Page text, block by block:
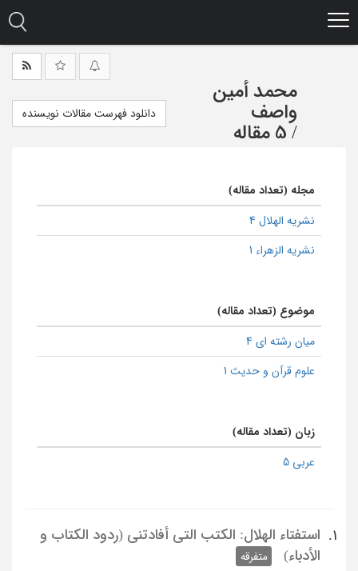
محمد أمین
واصف
/ 5 مقاله
دانلود فهرست مقالات نویسنده
مجله (تعداد مقاله)
نشریه الهلال 4
نشریه الزهراء 1
موضوع (تعداد مقاله)
میان رشته ای 4
علوم قرآن و حدیث 1
زبان (تعداد مقاله)
عربی 5
1.
استفتاء الهلال: الکتب التی أفادتنی (ردود الکتاب و
الأدباء)
متفرقه